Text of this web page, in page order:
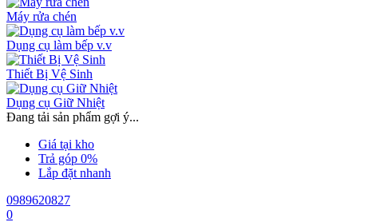
Máy rửa chén
Dụng cụ làm bếp v.v
Thiết Bị Vệ Sinh
Dụng cụ Giữ Nhiệt
Đang tải sản phẩm gợi ý...
Giá tại kho
Trả góp 0%
Lắp đặt nhanh
0989620827
0